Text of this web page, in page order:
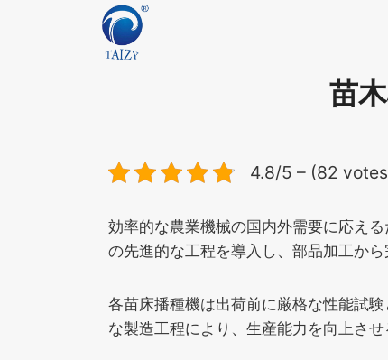
苗
4.8/5 – (82
効率的な農業機械の国内外需要に応え
の先進的な工程を導入し、部品加工か
各苗床播種機は出荷前に厳格な性能試
な製造工程により、生産能力を向上さ